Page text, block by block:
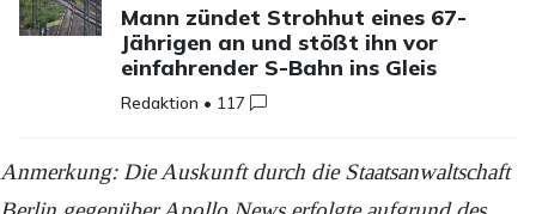
Mann zündet Strohhut eines 67-
Jährigen an und stößt ihn vor
einfahrender S-Bahn ins Gleis
Redaktion • 117
Anmerkung: Die Auskunft durch die Staatsanwaltschaft